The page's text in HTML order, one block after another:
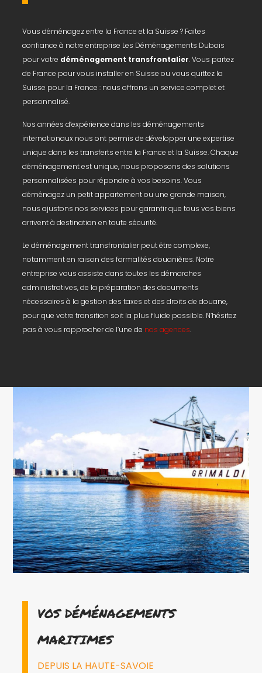
Vous déménagez entre la France et la Suisse ? Faites
confiance à notre entreprise Les Déménagements Dubois
pour votre déménagement transfrontalier. Vous partez
de France pour vous installer en Suisse ou vous quittez la
Suisse pour la France : nous offrons un service complet et
personnalisé.
Nos années d’expérience dans les déménagements
internationaux nous ont permis de développer une expertise
unique dans les transferts entre la France et la Suisse. Chaque
déménagement est unique, nous proposons des solutions
personnalisées pour répondre à vos besoins. Vous
déménagez un petit appartement ou une grande maison,
nous ajustons nos services pour garantir que tous vos biens
arrivent à destination en toute sécurité.
Le déménagement transfrontalier peut être complexe,
notamment en raison des formalités douanières. Notre
entreprise vous assiste dans toutes les démarches
administratives, de la préparation des documents
nécessaires à la gestion des taxes et des droits de douane,
pour que votre transition soit la plus fluide possible. N’hésitez
pas à vous rapprocher de l’une de nos agences.
VOS DÉMÉNAGEMENTS
MARITIMES
DEPUIS LA HAUTE-SAVOIE